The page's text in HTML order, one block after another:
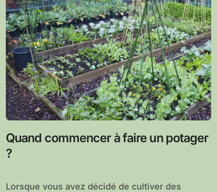
Quand commencer à faire un potager
?
Lorsque vous avez décidé de cultiver des